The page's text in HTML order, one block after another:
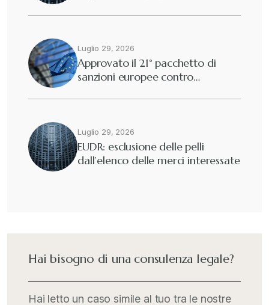
Luglio 29, 2026
Approvato il 21° pacchetto di
sanzioni europee contro…
Luglio 29, 2026
EUDR: esclusione delle pelli
dall’elenco delle merci interessate
Hai bisogno di una consulenza legale?
Hai letto un caso simile al tuo tra le nostre